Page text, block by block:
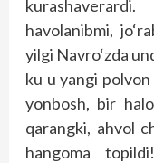
havolanibmi,
yilgi Navro‘zda
ku u yangi polvon
yonbosh, bir
qarangki, ahvol
hangoma